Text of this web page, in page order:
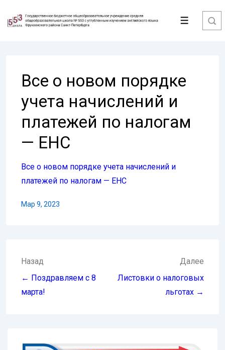
Перейти
Меню
Все о новом порядке
учета начислений и
платежей по налогам
— ЕНС
Все о новом порядке учета начислений и
платежей по налогам — ЕНС
Мар 9, 2023
Навигация
по
записям
Назад
← Поздравляем с 8
марта!
Далее
Листовки о налоговых
льготах →